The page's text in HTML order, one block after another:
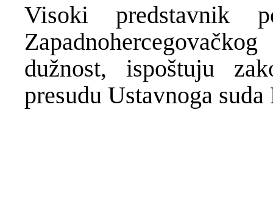
Visoki predstavnik
dužnost, ispoštuju
presudu Ustavnoga